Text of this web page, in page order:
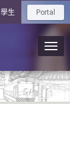
學生 Portal